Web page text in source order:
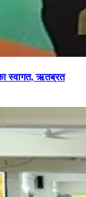
स्वागत, ऋतब्रत